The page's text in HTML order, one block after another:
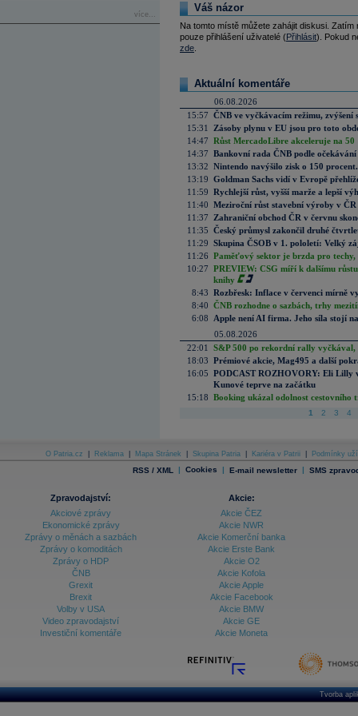
více...
Váš názor
Na tomto místě můžete zahájit diskusi.
pouze přihlášení uživatelé (Přihlásit). Pokud
zde
Aktuální komentáře
06.08.2026
15:57 ČNB ve vyčkávacím režimu, zvýšení
15:31
Zásoby plynu v EU jsou pro toto
14:47 Růst MercadoLibre akceleruje na
14:37 Bankovní rada ČNB podle
13:32 Nintendo navýšilo zisk o 150
13:19 Goldman Sachs vidí v Evropě
11:59 Rychlejší růst, vyšší marže a lepší
11:40 Meziroční růst stavební výroby v
11:37
Zahraniční obchod ČR v červnu
11:35 Český průmysl zakončil druhé
11:29 Skupina ČSOB v 1. pololetí: Velký
11:26 Paměťový sektor je brzda pro techy,
10:27 PREVIEW: CSG míří k dalšímu
knihy
8:43 Rozbřesk: Inflace v červenci mírně
8:40 ČNB rozhodne o sazbách, trhy
6:08
Apple není AI firma. Jeho síla stojí
05.08.2026
22:01
S&P 500 po rekordní rally vyčkával,
18:03 Prémiové akcie, Mag495 a další
16:05 PODCAST ROZHOVORY: Eli Lilly
Kunové teprve na začátku
15:18 Booking ukázal odolnost cestovního
1 2 3 4
O Patria.cz Reklama Mapa Stránek Skupina Patria Kariéra v Patrii Podmínky
RSS / XML | Cookies | E-mail newsletter | SMS
Zpravodajství:
Akciové zprávy
Ekonomické zprávy
Zprávy o měnách a sazbách
Zprávy o komoditách
Zprávy o HDP
ČNB
Grexit
Brexit
Volby v USA
Video zpravodajství
Investiční komentáře
Akcie:
Akcie ČEZ
Akcie NWR
Akcie Komerční banka
Akcie Erste Bank
Akcie O2
Akcie Kofola
Akcie Apple
Akcie Facebook
Akcie BMW
Akcie GE
Akcie Moneta
Tvorba